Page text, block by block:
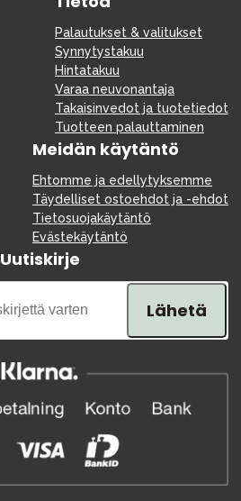
Palautukset & valitukset
Synnytystakuu
Hintatakuu
Varaa neuvonantaja
Takaisinvedot ja tuotetiedot
Tuotteen palauttaminen
Meidän käytäntö
Ehtomme ja edellytyksemme
Täydelliset ostoehdot ja -ehdot
Tietosuojakäytäntö
Evästekäytäntö
Uutiskirje
Lähetä